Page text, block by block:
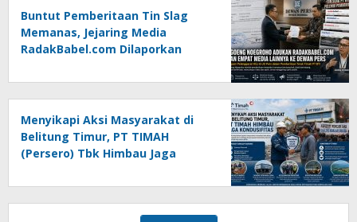
Buntut Pemberitaan Tin Slag
Memanas, Jejaring Media
RadakBabel.com Dilaporkan
Pers
Menyikapi Aksi Masyarakat di
Belitung Timur, PT TIMAH
(Persero) Tbk Himbau Jaga